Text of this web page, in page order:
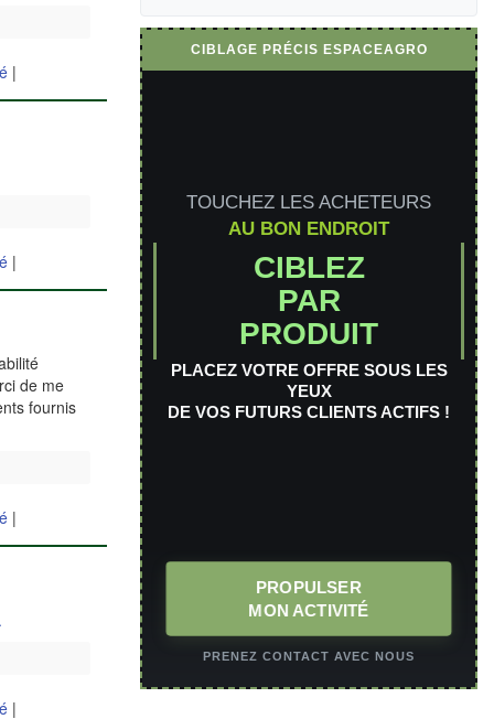
|
|
de me
fournis
|
|
CIBLAGE PRÉCIS ESPACEAGRO
TOUCHEZ LES ACHETEURS
AU BON ENDROIT
CIBLEZ
PAR
PRODUIT
PLACEZ VOTRE OFFRE SOUS LES
YEUX
DE VOS FUTURS CLIENTS ACTIFS !
PROPULSER
MON ACTIVITÉ
PRENEZ CONTACT AVEC NOUS